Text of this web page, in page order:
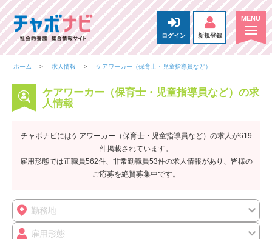
ログイン 新規登録
ホーム 求人情報 ケアワーカー（保育士・児童指導員など）
ケアワーカー（保育士・児童指導員など）の求
人情報
チャボナビにはケアワーカー（保育士・児童指導員など）の求人が619
件掲載されています。
雇用形態では正職員562件、非常勤職員53件の求人情報があり、皆様の
ご応募を絶賛募集中です。
勤務地
雇用形態